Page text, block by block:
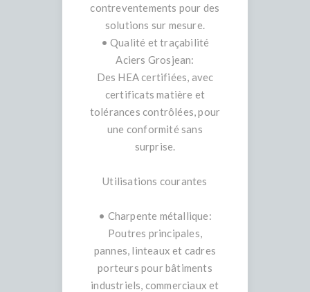
contreventements pour des
solutions sur mesure.
• Qualité et traçabilité
Aciers Grosjean:
Des HEA certifiées, avec
certificats matière et
tolérances contrôlées, pour
une conformité sans
surprise.
Utilisations courantes
• Charpente métallique:
Poutres principales,
pannes, linteaux et cadres
porteurs pour bâtiments
industriels, commerciaux et